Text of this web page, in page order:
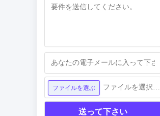
ファイルを選ぶ ファイルを選択してください
送って下さい